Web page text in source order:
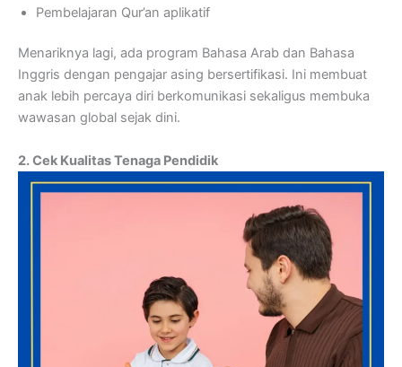
Pembelajaran Qur’an aplikatif
Menariknya lagi, ada program Bahasa Arab dan Bahasa
Inggris dengan pengajar asing bersertifikasi. Ini membuat
anak lebih percaya diri berkomunikasi sekaligus membuka
wawasan global sejak dini.
2. Cek Kualitas Tenaga Pendidik